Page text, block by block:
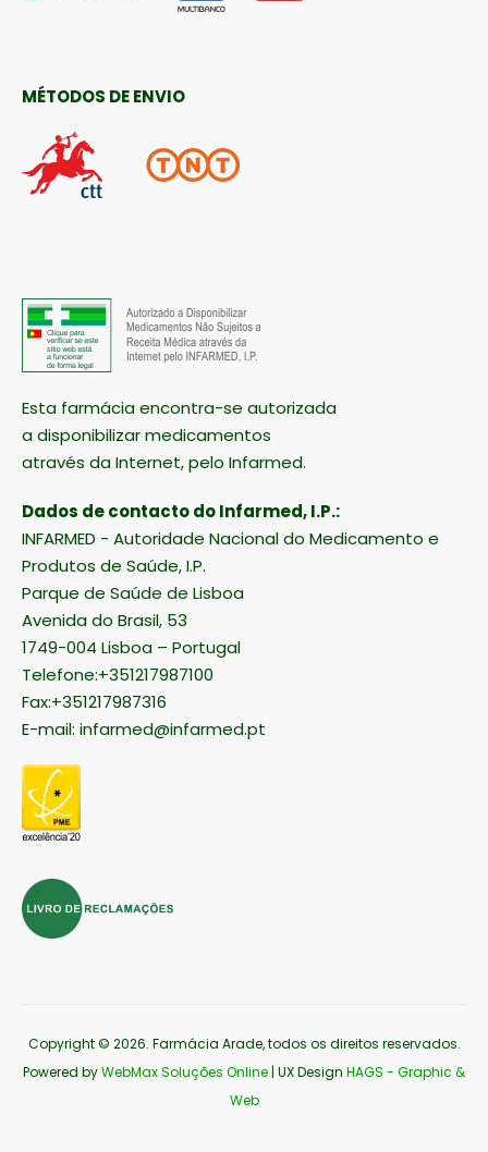
MÉTODOS DE ENVIO
Esta farmácia encontra-se autorizada
a disponibilizar medicamentos
através da Internet, pelo Infarmed.
Dados de contacto do Infarmed, I.P.:
INFARMED - Autoridade Nacional do Medicamento e
Produtos de Saúde, I.P.
Parque de Saúde de Lisboa
Avenida do Brasil, 53
1749-004 Lisboa – Portugal
Telefone:+351217987100
Fax:+351217987316
E-mail: infarmed@infarmed.pt
Copyright © 2026. Farmácia Arade, todos os direitos reservados.
Powered byWebMax Soluções Online | UX Design HAGS - Graphic &
Web